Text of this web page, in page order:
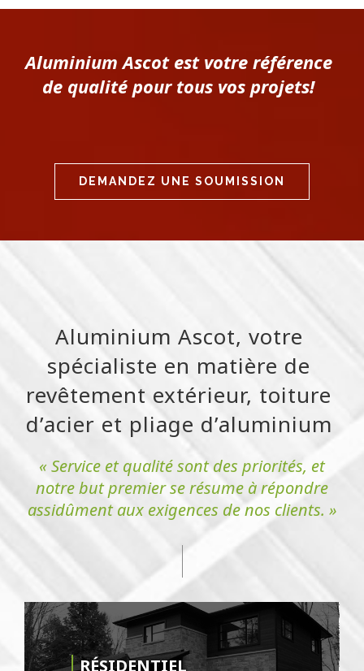
Aluminium Ascot est votre référence
de qualité pour tous vos projets!
DEMANDEZ UNE SOUMISSION
Aluminium Ascot, votre
spécialiste en matière de
revêtement extérieur, toiture
d’acier et pliage d’aluminium
« Service et qualité sont des priorités, et
notre but premier se résume à répondre
assidûment aux exigences de nos clients. »
RÉSIDENTIEL